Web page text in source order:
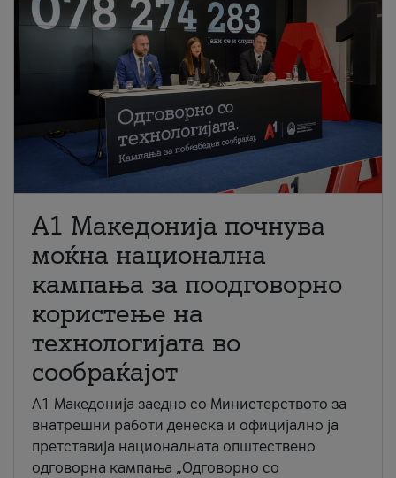
A1 Македонија почнува
моќна национална
кампања за поодговорно
користење на
технологијата во
сообраќајот
A1 Македонија заедно со Министерството за
внатрешни работи денеска и официјално ја
претставија националната општествено
одговорна кампања „Одговорно со